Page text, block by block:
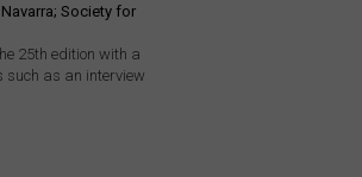
Society for
25th edition with a
such as an interview